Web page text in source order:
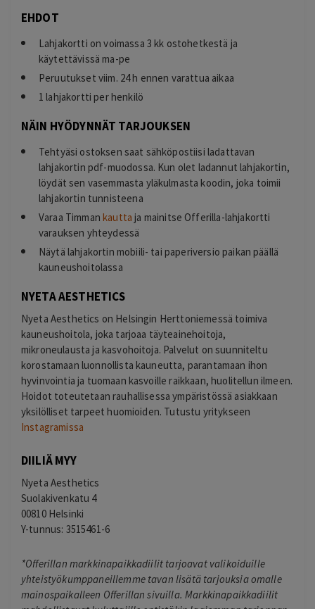
EHDOT
Lahjakortti on voimassa 3 kk ostohetkestä ja
käytettävissä ma-pe
Peruutukset viim. 24 h ennen varattua aikaa
1 lahjakortti per henkilö
NÄIN HYÖDYNNÄT TARJOUKSEN
Tehtyäsi ostoksen saat sähköpostiisi ladattavan
lahjakortin pdf-muodossa. Kun olet ladannut lahjakortin,
löydät sen vasemmasta yläkulmasta koodin, joka toimii
lahjakortin tunnisteena
Varaa Timmankautta ja mainitse Offerilla-lahjakortti
varauksen yhteydessä
Näytä lahjakortin mobiili- tai paperiversio paikan päällä
kauneushoitolassa
NYETA AESTHETICS
Nyeta Aesthetics on Helsingin Herttoniemessä toimiva
kauneushoitola, joka tarjoaa täyteainehoitoja,
mikroneulausta ja kasvohoitoja. Palvelut on suunniteltu
korostamaan luonnollista kauneutta, parantamaan ihon
hyvinvointia ja tuomaan kasvoille raikkaan, huolitellun ilmeen.
Hoidot toteutetaan rauhallisessa ympäristössä asiakkaan
yksilölliset tarpeet huomioiden. Tutustu yritykseen
Instagramissa
DIILIÄ MYY
Nyeta Aesthetics
Suolakivenkatu 4
00810 Helsinki
Y-tunnus: 3515461-6
*Offerillan markkinapaikkadiilit tarjoavat valikoiduille
yhteistyökumppaneillemme tavan lisätä tarjouksia omalle
mainospaikalleen Offerillan sivuilla. Markkinapaikkadiilit